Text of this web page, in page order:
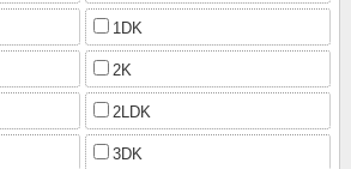
1DK
2K
2LDK
3DK